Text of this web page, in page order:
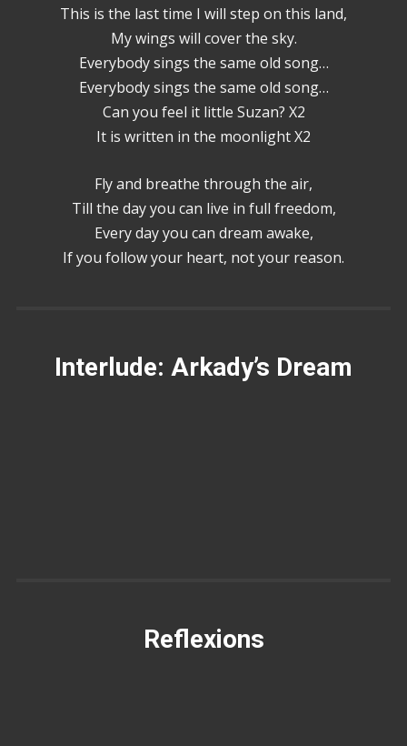
This is the last time I will step on this land,
My wings will cover the sky.
Everybody sings the same old song…
Everybody sings the same old song…
Can you feel it little Suzan? X2
It is written in the moonlight X2
Fly and breathe through the air,
Till the day you can live in full freedom,
Every day you can dream awake,
If you follow your heart, not your reason.
Interlude: Arkady’s Dream
Reflexions